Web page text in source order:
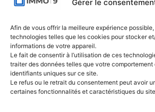
Gérer le
Afin de vous offrir la meilleure expérience
technologies telles que les cookies pour stocker
informations de votre appareil.
Le fait de consentir à l’utilisation de ces
traiter des données telles que votre
identifiants uniques sur ce site.
Le refus ou le retrait du consentement peut avoir
certaines fonctionnalités et caractéristiques du
491 - bte 12 |
IMMO-9 Namur |
Rue de l'Armée
Grouchy 1 |
5000 Namur